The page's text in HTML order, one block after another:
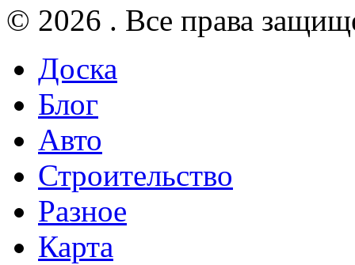
© 2026 . Все права
Доска
Блог
Авто
Строительство
Разное
Карта